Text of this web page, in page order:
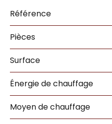
Référence
Pièces
Surface
Énergie de chauffage
Moyen de chauffage